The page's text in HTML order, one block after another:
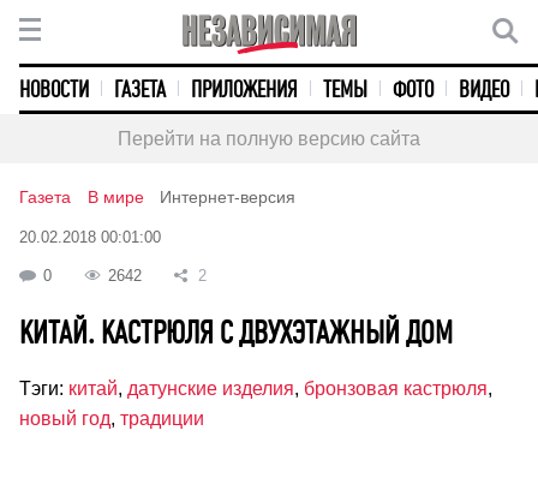
НОВОСТИ ГАЗЕТА ПРИЛОЖЕНИЯ ТЕМЫ ФОТО ВИДЕО
Перейти на полную версию сайта
Газета В мире Интернет-версия
20.02.2018 00:01:00
0 2642 2
КИТАЙ. КАСТРЮЛЯ С ДВУХЭТАЖНЫЙ ДОМ
Тэги: китай, датунские изделия, бронзовая кастрюля,
новый год, традиции